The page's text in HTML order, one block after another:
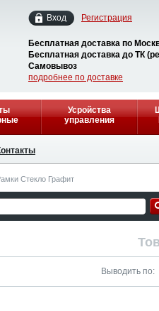
Вход Регистрация
Бесплатная доставка по
Бесплатная доставка до ТК
Самовывоз
подробнее по доставке
Усройства
управления
Стекло Графит
Выводить по: